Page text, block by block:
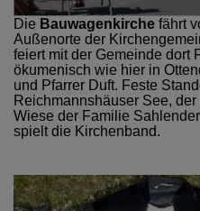
Die Bauwagenkirche fährt
Außenorte der
feiert mit der Gemeinde dort
ökumenisch wie hier in
und Pfarrer Duft. Feste
Reichmannshäuser See,
Wiese der Familie
spielt die Kirchenband.